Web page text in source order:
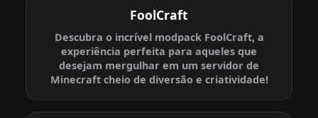
FoolCraft
Descubra o incrível modpack FoolCraft, a
experiência perfeita para aqueles que
desejam mergulhar em um servidor de
Minecraft cheio de diversão e criatividade!